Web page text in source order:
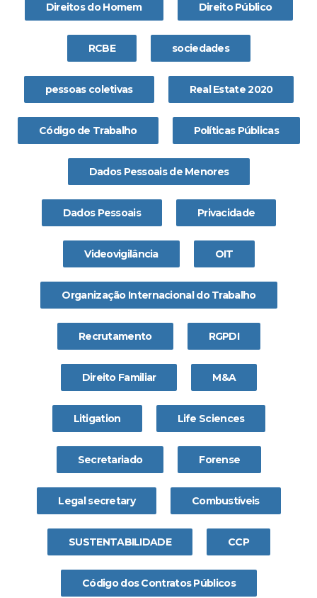
Direitos do Homem Direito Público
RCBE sociedades
pessoas coletivas Real Estate 2020
Código de Trabalho Políticas Públicas
Dados Pessoais de Menores
Dados Pessoais Privacidade
Videovigilância OIT
Organização Internacional do Trabalho
Recrutamento RGPDI
Direito Familiar M&A
Litigation Life Sciences
Secretariado Forense
Legal secretary Combustíveis
SUSTENTABILIDADE CCP
Código dos Contratos Públicos